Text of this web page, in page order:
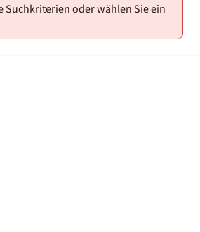
Suchkriterien oder wählen Sie ein